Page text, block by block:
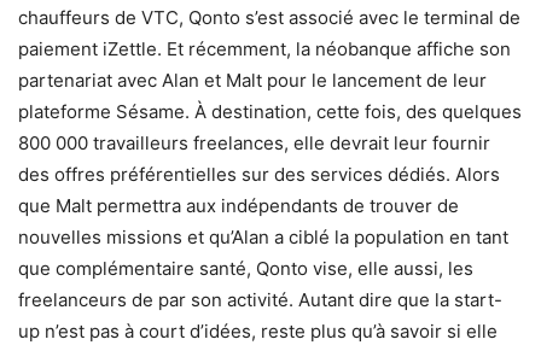
chauffeurs de VTC, Qonto s’est associé avec le terminal de
paiement iZettle. Et récemment, la néobanque affiche son
partenariat avec Alan et Malt pour le lancement de leur
plateforme Sésame. À destination, cette fois, des quelques
800 000 travailleurs freelances, elle devrait leur fournir
des offres préférentielles sur des services dédiés. Alors
que Malt permettra aux indépendants de trouver de
nouvelles missions et qu’Alan a ciblé la population en tant
que complémentaire santé, Qonto vise, elle aussi, les
freelanceurs de par son activité. Autant dire que la start-
up n’est pas à court d’idées, reste plus qu’à savoir si elle